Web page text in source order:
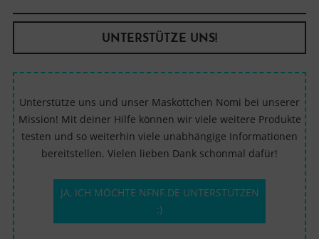
UNTERSTÜTZE UNS!
Unterstütze uns und unser Maskottchen Nomi bei unserer
Mission! Mit deiner Hilfe können wir viele weitere Produkte
testen und so weiterhin viele unabhängige Informationen
bereitstellen. Vielen lieben Dank schonmal dafür!
JA, ICH MÖCHTE NFNF.DE UNTERSTÜTZEN
:)